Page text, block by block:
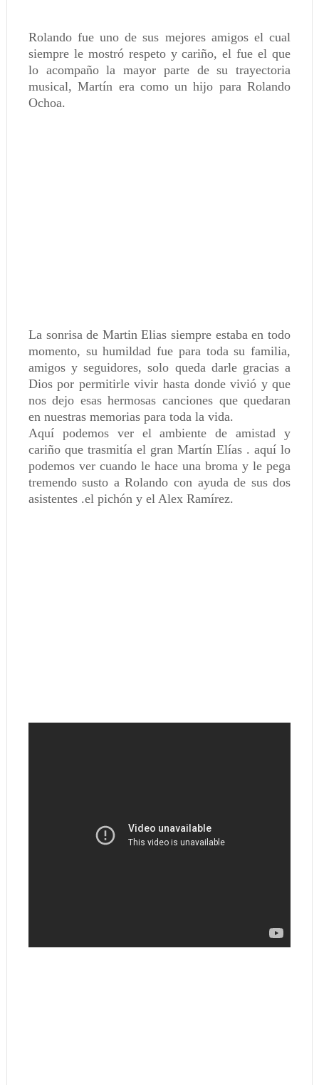
Rolando fue uno de sus mejores amigos el cual
siempre le mostró respeto y cariño, el fue el que
lo acompaño la mayor parte de su trayectoria
musical, Martín era como un hijo para Rolando
Ochoa.
La sonrisa de Martin Elias siempre estaba en todo
momento, su humildad fue para toda su familia,
amigos y seguidores, solo queda darle gracias a
Dios por permitirle vivir hasta donde vivió y que
nos dejo esas hermosas canciones que quedaran
en nuestras memorias para toda la vida.
Aquí podemos ver el ambiente de amistad y
cariño que trasmitía el gran Martín Elías . aquí lo
podemos ver cuando le hace una broma y le pega
tremendo susto a Rolando con ayuda de sus dos
asistentes .el pichón y el Alex Ramírez.